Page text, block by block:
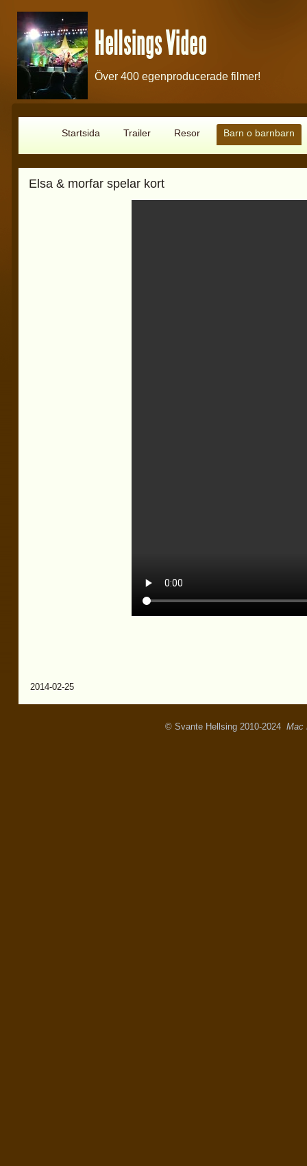
Hellsings Video
Över 400 egenproducerade filmer!
Startsida Trailer Resor Barn o barnbarn
Elsa & morfar spelar kort
2014-02-25
© Svante Hellsing 2010-2024 Mac